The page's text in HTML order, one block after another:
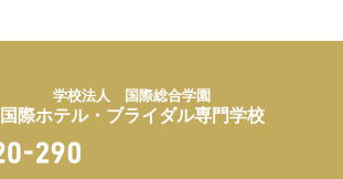
学校法人 国際総合学園
国際ホテル・ブライダル専門学校